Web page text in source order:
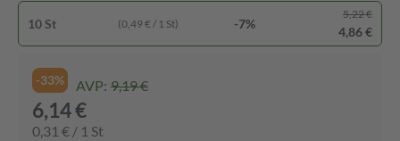
10 St (0,49 € / 1 St) -7%
5,22 €
4,86 €
-33% AVP: 9,19 €
6,14 €
0,31 € / 1 St